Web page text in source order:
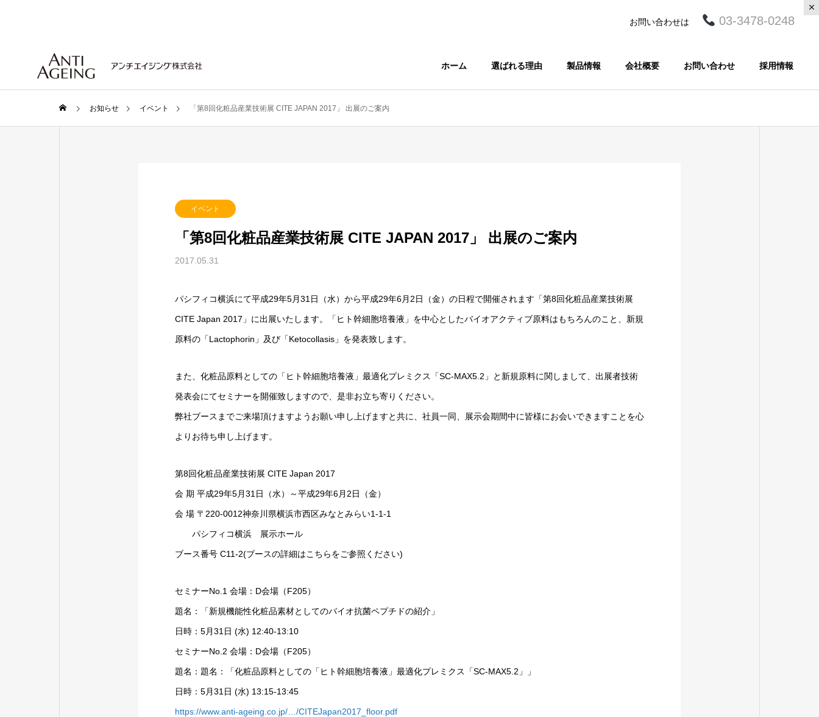
お問い合わせは 03-3478-0248
ホーム 選ばれる理由 製品情報 会社概要 お問い合わせ 採用情報
お知らせ イベント 「第8回化粧品産業技術展 CITE JAPAN 2017」 出展のご案内
イベント
「第8回化粧品産業技術展 CITE JAPAN 2017」 出展のご案内
2017.05.31
パシフィコ横浜にて平成29年5月31 日（水）から平成29年6月 2日（金）の日程で開催されます「第8回化粧品産業技術展
CITE Japan 2017 」に出展いたします。「ヒト幹細胞培養液」を中心としたバイオアクティブ原料はもちろんのこと、新規
原料の「Lactophorin 」及び 「Ketocollasis 」を発表致します。
また、化粧品原料としての「ヒト幹細胞培養液」最適化プレミクス「SC-MAX5.2 」と新規原料に関しまして、出展者技術
発表会にてセミナーを開催致しますので、是非お立ち寄りください。
弊社ブースまでご来場頂けますようお願い申し上げますと共に、社員一同、展示会期間中に皆様にお会いできますことを心
よりお待ち申し上げます。
第8回化粧品産業技術展 CITE Japan 2017
会 期 平成29年5月31 日（水）～平成29年6月 2日（金）
会 場 〒 220-0012神奈川県横浜市西区みなとみらい1-1-1
パシフィコ横浜 展示ホール
ブース番号 C11-2(ブースの詳細はこちらをご参照ください)
セミナーNo.1 会場： D会場（F205）
題名：「新規機能性化粧品素材としてのバイオ抗菌ペプチドの紹介」
日時： 5月31 日 (水) 12:40-13:10
セミナーNo.2 会場： D会場（F205）
題名：題名：「化粧品原料としての「ヒト幹細胞培養液」最適化プレミクス「SC-MAX5.2 」」
日時： 5月31 日 (水) 13:15-13:45
https://www.anti-ageing.co.jp/…/CITEJapan2017_floor.pdf